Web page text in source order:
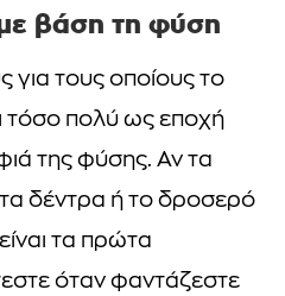
βάση τη φύση
για τους οποίους το
τόσο πολύ ως εποχή
της φύσης. Αν τα
δέντρα ή το δροσερό
τα πρώτα
όταν φαντάζεστε